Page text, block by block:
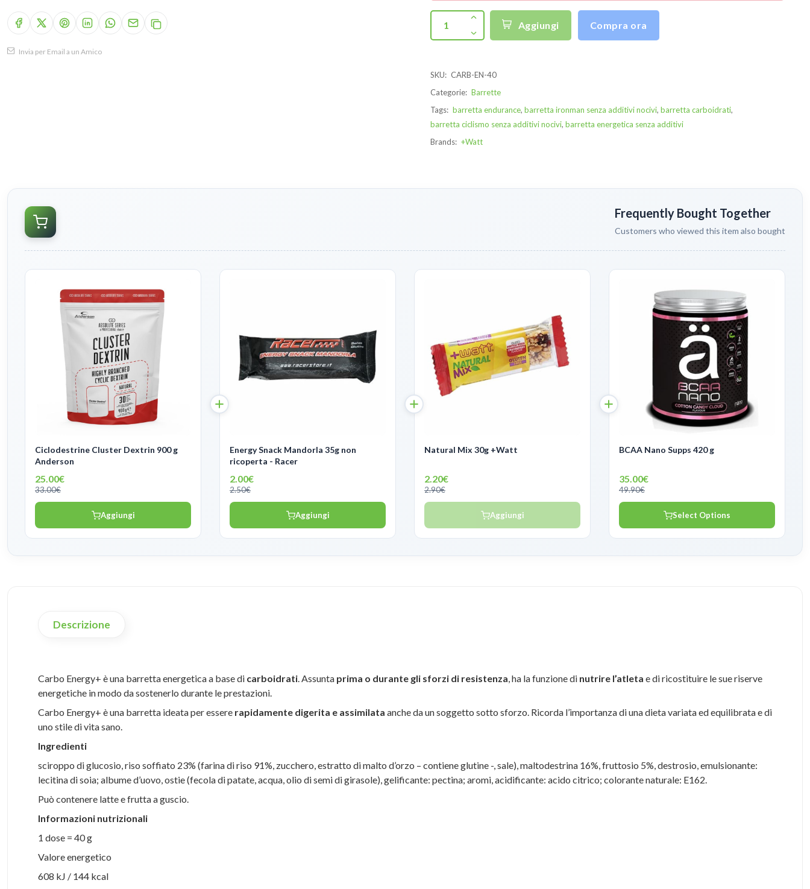
Invia per Email a un Amico
Aggiungi Compra ora
SKU: CARB-EN-40
Categorie: Barrette
Tags: barretta endurance, barretta ironman senza additivi nocivi, barretta carboidrati,
barretta ciclismo senza additivi nocivi, barretta energetica senza additivi
Brands: +Watt
Frequently Bought Together
Customers who viewed this item also bought
Ciclodestrine Cluster Dextrin 900 g
Anderson
25.00€
33.00€
Aggiungi
Energy Snack Mandorla 35g non
ricoperta - Racer
2.00€
2.50€
Aggiungi
Natural Mix 30g +Watt
2.20€
2.90€
Aggiungi
BCAA Nano Supps 420 g
35.00€
49.90€
Select Options
Descrizione
Carbo Energy+ è una barretta energetica a base di carboidrati. Assunta prima o durante gli sforzi di resistenza, ha la funzione di nutrire l’atleta e di ricostituire le sue riserve
energetiche in modo da sostenerlo durante le prestazioni.
Carbo Energy+ è una barretta ideata per essere rapidamente digerita e assimilata anche da un soggetto sotto sforzo. Ricorda l’importanza di una dieta variata ed equilibrata e di
uno stile di vita sano.
Ingredienti
sciroppo di glucosio, riso soffiato 23% (farina di riso 91%, zucchero, estratto di malto d’orzo – contiene glutine -, sale), maltodestrina 16%, fruttosio 5%, destrosio, emulsionante:
lecitina di soia; albume d’uovo, ostie (fecola di patate, acqua, olio di semi di girasole), gelificante: pectina; aromi, acidificante: acido citrico; colorante naturale: E162.
Può contenere latte e frutta a guscio.
Informazioni nutrizionali
1 dose = 40 g
Valore energetico
608 kJ / 144 kcal